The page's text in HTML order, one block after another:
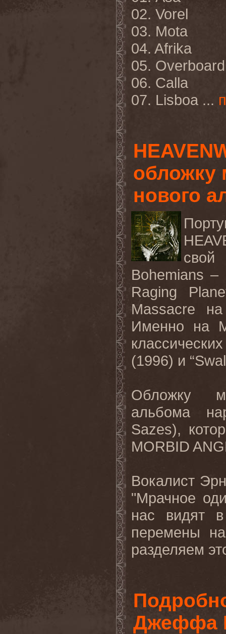
02. Vorel
03. Mota
04. Afrika
05. Overboard
06. Calla
07. Lisboa ...
обложку
нового
свой
Bohemians –
Raging
Massacre
Именно на
(1996) и “
Обложку
альбома
Sazes),
MORBID
Вокалист
"Мрачное
нас видят
перемены
разделяем
Джеффа